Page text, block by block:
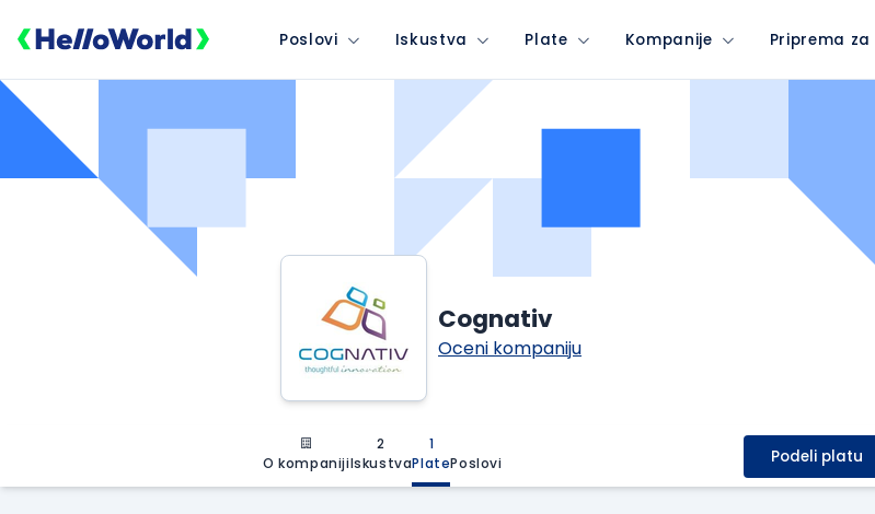
Poslovi Iskustva Plate Kompanije Priprema
Cognativ
Oceni kompaniju
O kompaniji
2
Iskustva
1
PlatePoslovi Podeli platu